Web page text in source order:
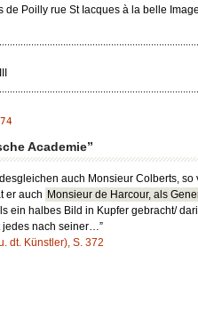
de Poilly rue St Iacques à la belle
Academie”
auch Monsieur Colberts, so
er auch Monsieur de Harcour, als
ein halbes Bild in Kupfer gebracht/
jedes nach seiner…”
dt. Künstler), S. 372